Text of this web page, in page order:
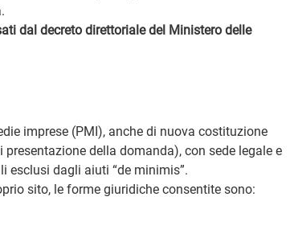
dal decreto direttoriale del Ministero delle
imprese (PMI), anche di nuova costituzione
della domanda), con sede legale e
esclusi dagli aiuti “de minimis”.
sito, le forme giuridiche consentite sono: